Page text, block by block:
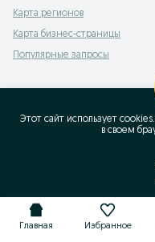
Карта регионов
Карта бизнес-страницы
Популярные запросы
Главная Избранное
Этот сайт использует
в своeм